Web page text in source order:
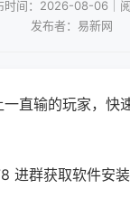
时间：2026-08-06｜
发布者：易新网
直输的玩家，快
进群获取软件安